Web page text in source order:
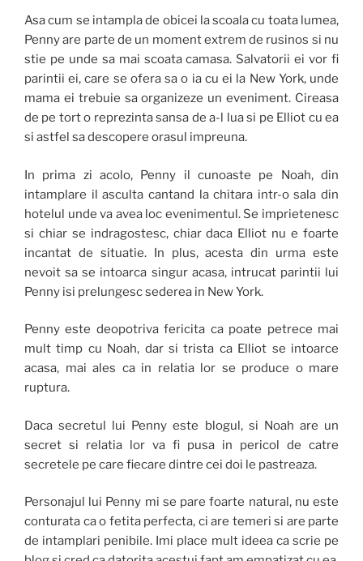
Asa cum se intampla de obicei la scoala cu toata lumea,
Penny are parte de un moment extrem de rusinos si nu
stie pe unde sa mai scoata camasa. Salvatorii ei vor fi
parintii ei, care se ofera sa o ia cu ei la New York, unde
mama ei trebuie sa organizeze un eveniment. Cireasa
de pe tort o reprezinta sansa de a-l lua si pe Elliot cu ea
si astfel sa descopere orasul impreuna.
In prima zi acolo, Penny il cunoaste pe Noah, din
intamplare il asculta cantand la chitara intr-o sala din
hotelul unde va avea loc evenimentul. Se imprietenesc
si chiar se indragostesc, chiar daca Elliot nu e foarte
incantat de situatie. In plus, acesta din urma este
nevoit sa se intoarca singur acasa, intrucat parintii lui
Penny isi prelungesc sederea in New York.
Penny este deopotriva fericita ca poate petrece mai
mult timp cu Noah, dar si trista ca Elliot se intoarce
acasa, mai ales ca in relatia lor se produce o mare
ruptura.
Daca secretul lui Penny este blogul, si Noah are un
secret si relatia lor va fi pusa in pericol de catre
secretele pe care fiecare dintre cei doi le pastreaza.
Personajul lui Penny mi se pare foarte natural, nu este
conturata ca o fetita perfecta, ci are temeri si are parte
de intamplari penibile. Imi place mult ideea ca scrie pe